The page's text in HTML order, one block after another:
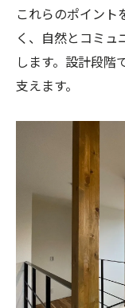
これらのポイント
く、自然とコミ
します。設計段階
支えます。